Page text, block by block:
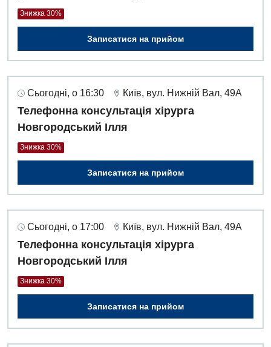
Знижка 30%
Записатися на прийом
Сьогодні, о 16:30 Київ, вул. Нижній Вал, 49А
Телефонна консультація хірурга
Новгородський Ілля
Знижка 30%
Записатися на прийом
Сьогодні, о 17:00 Київ, вул. Нижній Вал, 49А
Телефонна консультація хірурга
Новгородський Ілля
Знижка 30%
Записатися на прийом